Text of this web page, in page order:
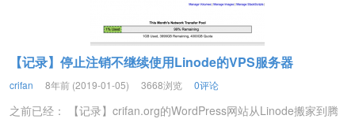
【记录】停止注销不继续使用Linode的VPS服务器
crifan 8年前 (2019-01-05) 3668浏览 0评论
之前已经： 【记录】crifan.org的WordPress网站从Linode搬家到腾